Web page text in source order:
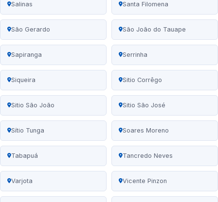
Salinas Santa Filomena
São Gerardo São João do Tauape
Sapiranga Serrinha
Siqueira Sitio Corrêgo
Sitio São João Sitio São José
Sítio Tunga Soares Moreno
Tabapuá Tancredo Neves
Varjota Vicente Pinzon